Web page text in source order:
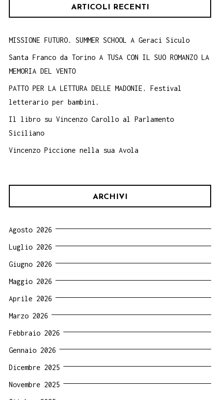
aggiusta
nido
ARTICOLI RECENTI
MISSIONE FUTURO. SUMMER SCHOOL A Geraci Siculo
Santa Franco da Torino A TUSA CON IL SUO ROMANZO LA
MEMORIA DEL VENTO
PATTO PER LA LETTURA DELLE MADONIE. Festival
letterario per bambini.
Il libro su Vincenzo Carollo al Parlamento
Siciliano
Vincenzo Piccione nella sua Avola
ARCHIVI
Agosto 2026
Luglio 2026
Giugno 2026
Maggio 2026
Aprile 2026
Marzo 2026
Febbraio 2026
Gennaio 2026
Dicembre 2025
Novembre 2025